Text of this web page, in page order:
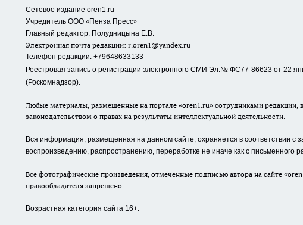
Сетевое издание oren1.ru
Учредитель ООО «Пенза Пресс»
Главный редактор: Полудницына Е.В.
Электронная почта редакции: r.oren1@yandex.ru
Телефон редакции: +79648633133
Реестровая запись о регистрации электронного СМИ Эл.№ ФС77-86623 от 22
(Роскомнадзор).
Любые материалы, размещенные на портале «oren1.ru» сотрудниками редакции,
законодательством о правах на результаты интеллектуальной деятельности.
Вся информация, размещенная на данном сайте, охраняется в соответствии с
воспроизведению, распространению, переработке не иначе как с письменного
Все фотографические произведения, отмеченные подписью автора на сайте
правообладателя запрещено.
Возрастная категория сайта 16+.